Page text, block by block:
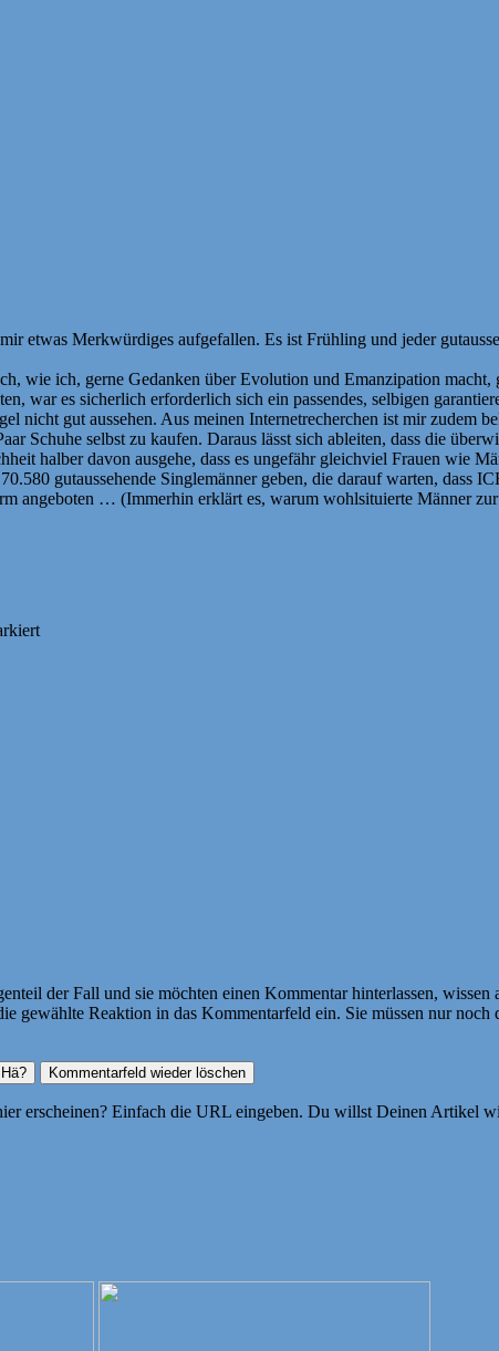
etwas Merkwürdiges aufgefallen. Es ist Frühling und jeder
wie ich, gerne Gedanken über Evolution und Emanzipation
war es sicherlich erforderlich sich ein passendes, selbigen
nicht gut aussehen. Aus meinen Internetrecherchen ist mir zudem
Schuhe selbst zu kaufen. Daraus lässt sich ableiten, dass die
halber davon ausgehe, dass es ungefähr gleichviel Frauen wie
gutaussehende Singlemänner geben, die darauf warten, dass
angeboten … (Immerhin erklärt es, warum wohlsituierte Männer
der Fall und sie möchten einen Kommentar hinterlassen, wissen
Reaktion in das Kommentarfeld ein. Sie müssen nur
erscheinen? Einfach die URL eingeben. Du willst Deinen Artikel